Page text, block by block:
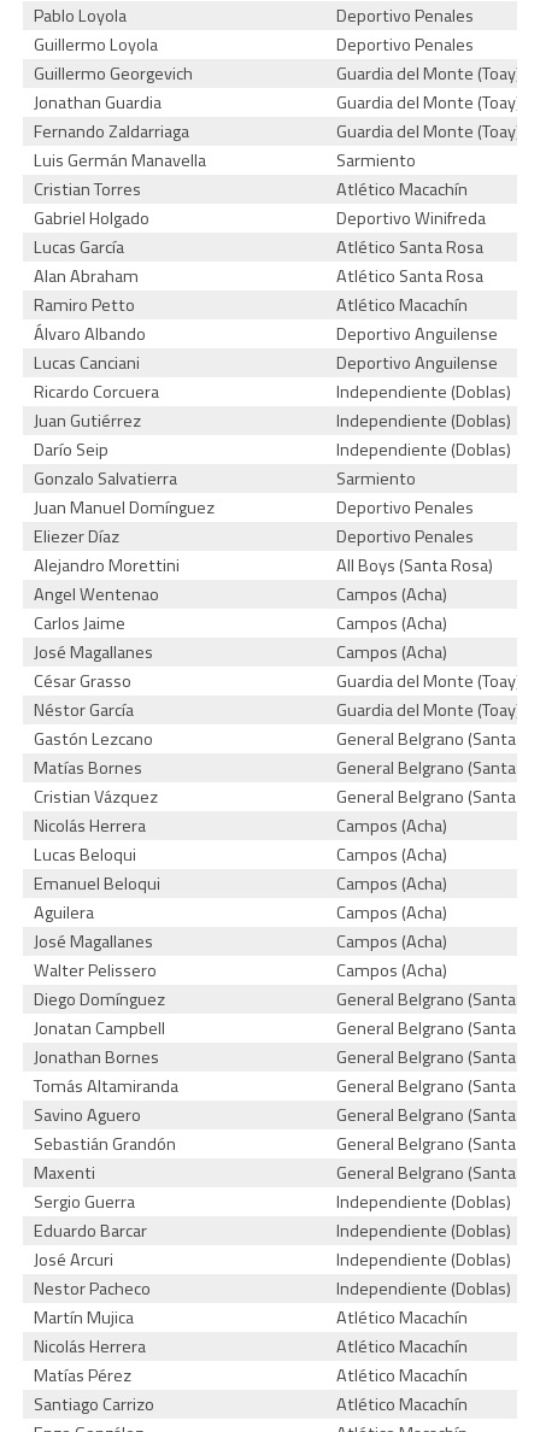
Pablo Loyola
Deportivo Penales
Guillermo Loyola
Deportivo Penales
Guillermo Georgevich
Guardia del Monte (Toay)
Jonathan Guardia
Guardia del Monte (Toay)
Fernando Zaldarriaga
Guardia del Monte (Toay)
Luis Germán Manavella
Sarmiento
Cristian Torres
Atlético Macachín
Gabriel Holgado
Deportivo Winifreda
Lucas García
Atlético Santa Rosa
Alan Abraham
Atlético Santa Rosa
Ramiro Petto
Atlético Macachín
Álvaro Albando
Deportivo Anguilense
Lucas Canciani
Deportivo Anguilense
Ricardo Corcuera
Independiente (Doblas)
Juan Gutiérrez
Independiente (Doblas)
Darío Seip
Independiente (Doblas)
Gonzalo Salvatierra
Sarmiento
Juan Manuel Domínguez
Deportivo Penales
Eliezer Díaz
Deportivo Penales
Alejandro Morettini
All Boys (Santa Rosa)
Angel Wentenao
Campos (Acha)
Carlos Jaime
Campos (Acha)
José Magallanes
Campos (Acha)
César Grasso
Guardia del Monte (Toay)
Néstor García
Guardia del Monte (Toay)
Gastón Lezcano
General Belgrano (Santa
Matías Bornes
General Belgrano (Santa
Cristian Vázquez
General Belgrano (Santa
Nicolás Herrera
Campos (Acha)
Lucas Beloqui
Campos (Acha)
Emanuel Beloqui
Campos (Acha)
Aguilera
Campos (Acha)
José Magallanes
Campos (Acha)
Walter Pelissero
Campos (Acha)
Diego Domínguez
General Belgrano (Santa
Jonatan Campbell
General Belgrano (Santa
Jonathan Bornes
General Belgrano (Santa
Tomás Altamiranda
General Belgrano (Santa
Savino Aguero
General Belgrano (Santa
Sebastián Grandón
General Belgrano (Santa
Maxenti
General Belgrano (Santa
Sergio Guerra
Independiente (Doblas)
Eduardo Barcar
Independiente (Doblas)
José Arcuri
Independiente (Doblas)
Nestor Pacheco
Independiente (Doblas)
Martín Mujica
Atlético Macachín
Nicolás Herrera
Atlético Macachín
Matías Pérez
Atlético Macachín
Santiago Carrizo
Atlético Macachín